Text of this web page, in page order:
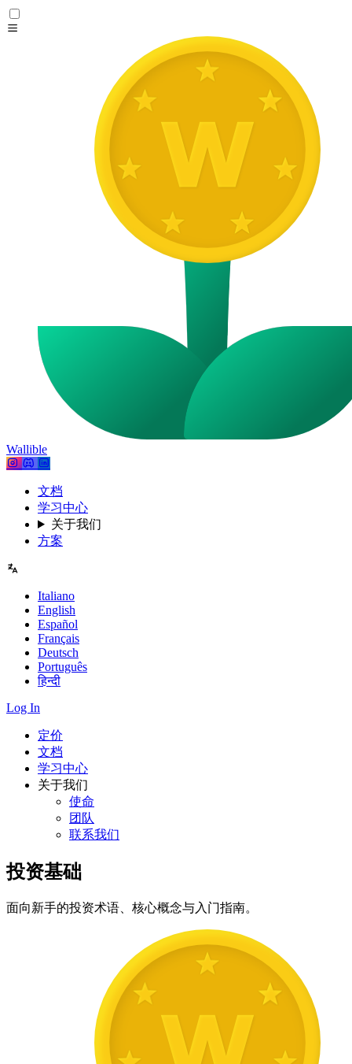
Wallible
文档
学习中心
关于我们
方案
Italiano
English
Español
Français
Deutsch
Português
हिन्दी
Log In
定价
文档
学习中心
关于我们
使命
团队
联系我们
投资基础
面向新手的投资术语、核心概念与入门指南。